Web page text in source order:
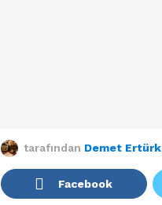
tarafından Demet Ertürk
Facebook